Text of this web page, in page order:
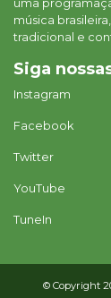
uma
música
tradicional e
Siga
Instagram
Facebook
Twitter
YouTube
TuneIn
© Copyright